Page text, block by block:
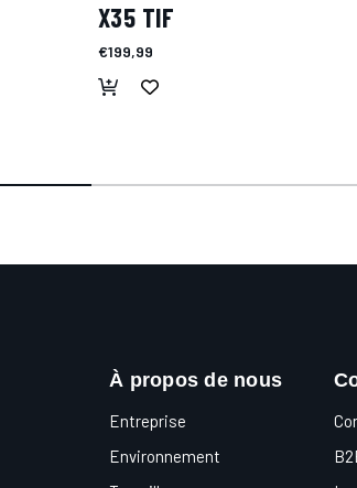
X35 TIF
€199,99
À propos de nous
Entreprise
Environnement